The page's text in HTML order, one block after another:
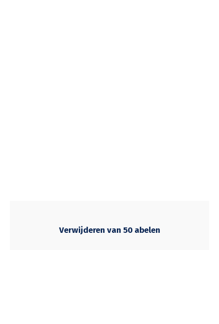
Verwijderen van 50 abelen